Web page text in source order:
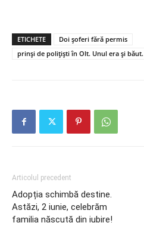
ETICHETE
Doi șoferi fără permis
prinși de polițiști în Olt. Unul era și băut.
Articolul precedent
Adopția schimbă destine.
Astăzi, 2 iunie, celebrăm
familia născută din iubire!